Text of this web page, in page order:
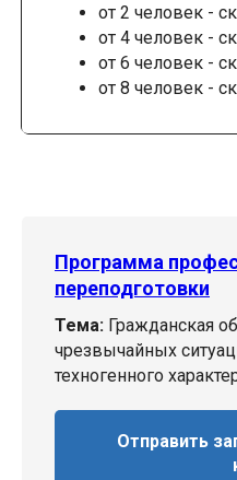
от 2 человек -
от 4 человек -
от 6 человек -
от 8 человек -
Программа
переподготовки
Тема: Гражданская
чрезвычайных
техногенного
Отправить